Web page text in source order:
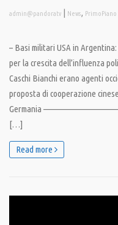
admin@pandoratv | News, PrimoPiano
– Basi militari USA in
per la crescita dell’influenza
Caschi Bianchi erano agenti
proposta di cooperazione
Germania ————————————
[…]
Read more